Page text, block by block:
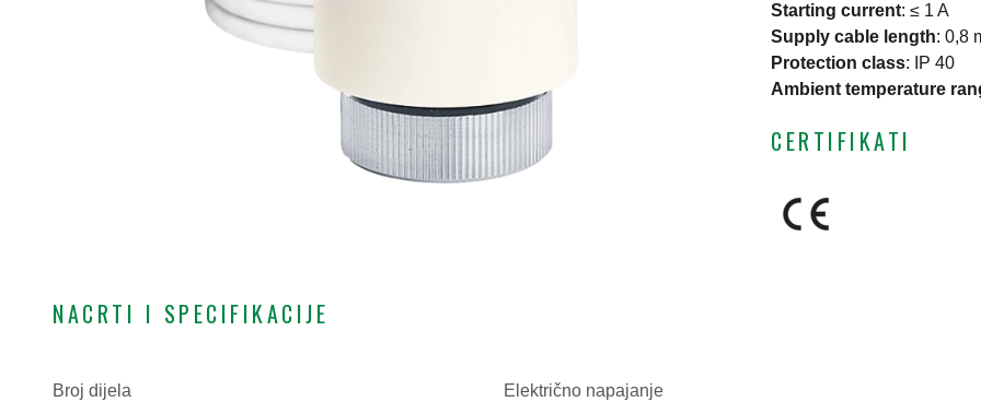
Starting current: ≤ 1 A
Supply cable length: 0,8
Protection class:
IP 40
Ambient temperature
CERTIFIKATI
NACRTI I SPECIFIKACIJE
Broj dijela
Električno napajanje